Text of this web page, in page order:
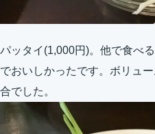
パッタイ(1,000円)。他で食べ
でおいしかったです。ボリュ
合でした。